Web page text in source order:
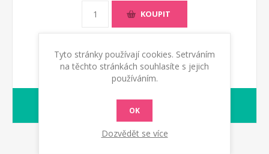
KOUPIT
dodací lhůta :
Tyto stránky používají cookies. Setrváním
na těchto stránkách souhlasíte s jejich
používáním.
OK
Dozvědět se více